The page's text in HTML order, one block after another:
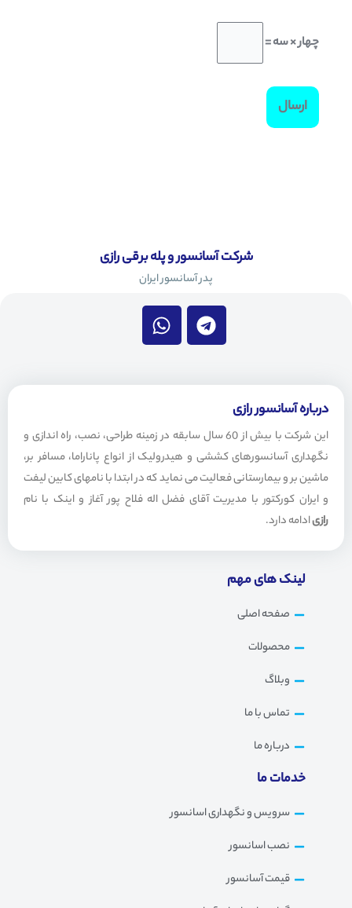
چهار × سه =
شرکت آسانسور و پله برقی رازی
پدر آسانسور ایران
T
e
l
g
a
m
W
h
a
s
p
p
درباره آسانسور رازی
این شرکت با بیش از 60 سال سابقه در زمینه طراحی، نصب، راه اندازی و
نگهداری آسانسورهای کششی و هیدرولیک از انواع پاناراما، مسافر بر،
ماشین بر و بیمارستانی فعالیت می نماید که در ابتدا با نامهای کابین لیفت
و ایران کورکتور با مدیریت آقای فضل اله فلاح پور آغاز و اینک با نام
رازیادامه دارد.
لینک های مهم
صفحه اصلی
محصولات
وبلاگ
تماس با ما
درباره ما
خدمات ما
سرویس و نگهداری اسانسور
نصب اسانسور
قیمت آسانسور